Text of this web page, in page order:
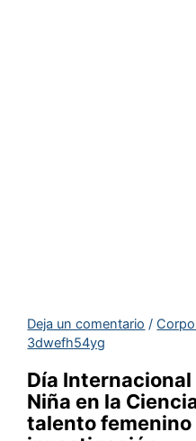
Deja un comentario /
3dwefh54yg
Día Internacional
Niña en la
talento femenino